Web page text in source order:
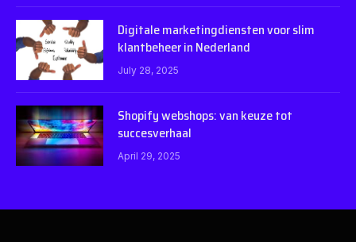
Digitale marketingdiensten voor slim
klantbeheer in Nederland
July 28, 2025
Shopify webshops: van keuze tot
succesverhaal
April 29, 2025